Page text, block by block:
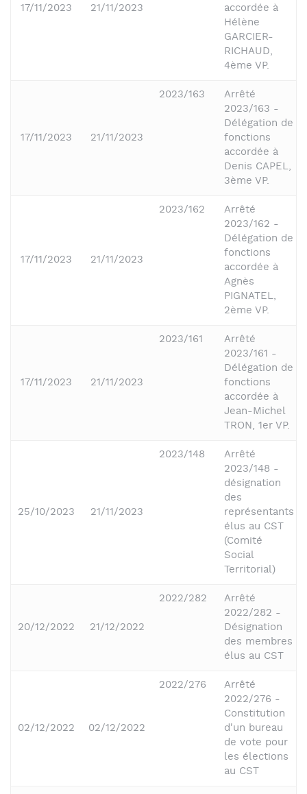
17/11/2023 21/11/2023
accordée à
Hélène
GARCIER-
RICHAUD,
4ème VP.
17/11/2023 21/11/2023
2023/163
Arrêté
2023/163 -
Délégation de
fonctions
accordée à
Denis CAPEL,
3ème VP.
17/11/2023 21/11/2023
2023/162
Arrêté
2023/162 -
Délégation de
fonctions
accordée à
Agnès
PIGNATEL,
2ème VP.
17/11/2023 21/11/2023
2023/161
Arrêté
2023/161 -
Délégation de
fonctions
accordée à
Jean-Michel
TRON, 1er VP.
25/10/2023 21/11/2023
2023/148
Arrêté
2023/148 -
désignation
des
représentants
élus au CST
(Comité
Social
Territorial)
20/12/2022 21/12/2022
2022/282
Arrêté
2022/282 -
Désignation
des membres
élus au CST
02/12/2022 02/12/2022
2022/276
Arrêté
2022/276 -
Constitution
d'un bureau
de vote pour
les élections
au CST